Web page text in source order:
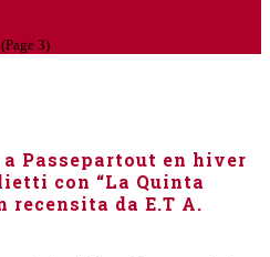
(Page 3)
a Passepartout en hiver
con “La Quinta
recensita da E.T A.